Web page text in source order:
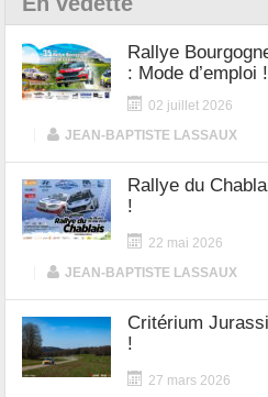
Rallye
: Mode d’emploi !
02 juillet 2026
JEAN-BAPTISTE LASSAUX
Rallye du
!
22 mai 2026
JEAN-BAPTISTE LASSAUX
Critérium
!
27 mars 2026